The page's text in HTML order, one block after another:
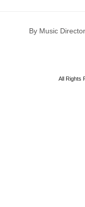
By Music
All Rights